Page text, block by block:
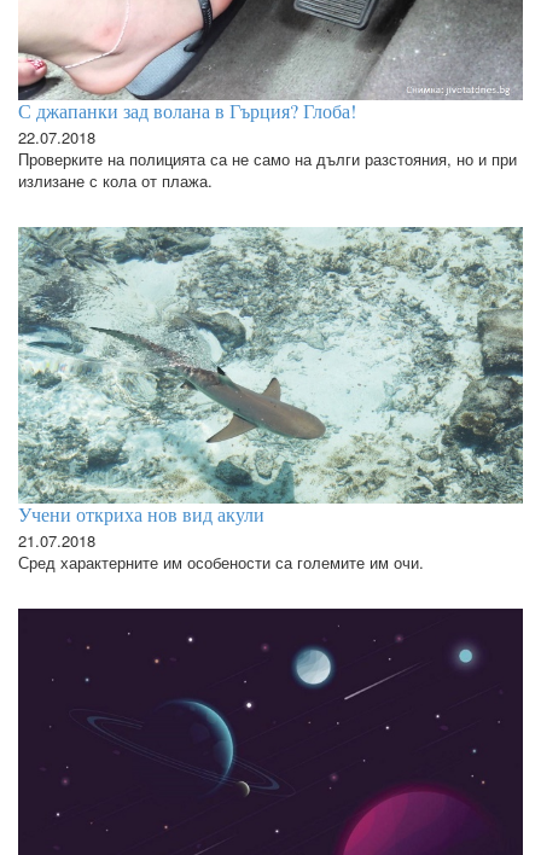
С джапанки зад волана в Гърция? Глоба!
22.07.2018
Проверките на полицията са не само на дълги разстояния, но и при
излизане с кола от плажа.
Учени откриха нов вид акули
21.07.2018
Сред характерните им особености са големите им очи.